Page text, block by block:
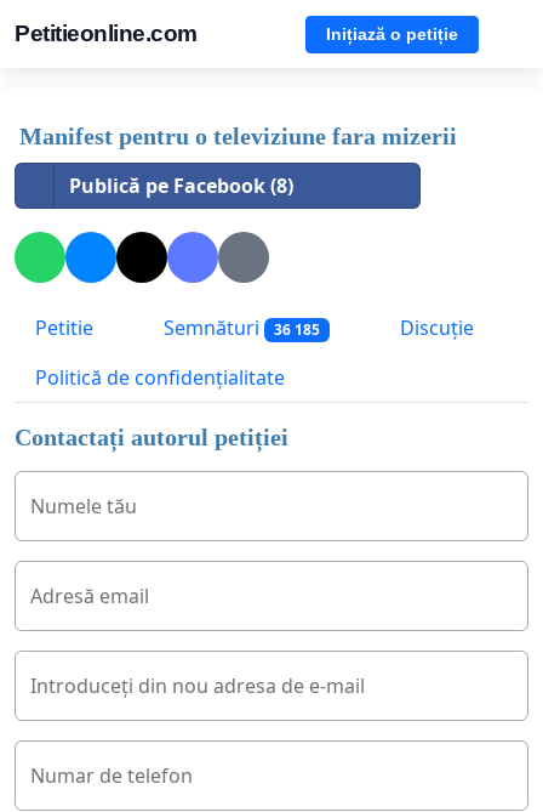
Petitieonline.com Inițiază o petiție
Manifest pentru o televiziune fara mizerii
Publică pe Facebook (8)
Petitie Semnături 36 185
Discuție
Politică de confidențialitate
Contactați autorul petiției
Numele tău
Adresă email
Introduceți din nou adresa de e-mail
Numar de telefon